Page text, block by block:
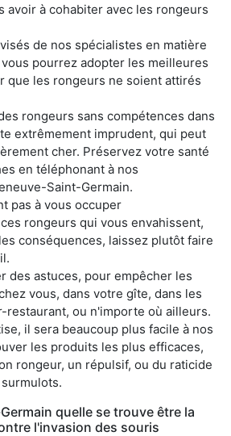
avoir à cohabiter avec les rongeurs
de nos spécialistes en matière
pourrez adopter les meilleures
que les rongeurs ne soient attirés
rongeurs sans compétences dans
extrêmement imprudent, qui peut
cher. Préservez votre santé
en téléphonant à nos
Saint-Germain.
pas à vous occuper
rongeurs qui vous envahissent,
conséquences, laissez plutôt faire
des astuces, pour empêcher les
vous, dans votre gîte, dans les
restaurant, ou n'importe où ailleurs.
il sera beaucoup plus facile à nos
les produits les plus efficaces,
rongeur, un répulsif, ou du raticide
quelle se trouve être la
l'invasion des souris